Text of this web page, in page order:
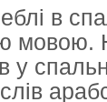
в
мовою.
у